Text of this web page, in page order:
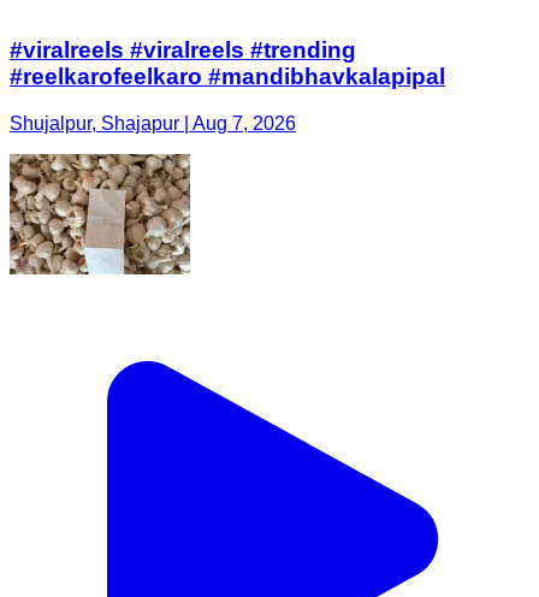
#viralreels #viralreels #trending
#reelkarofeelkaro #mandibhavkalapipal
Shujalpur, Shajapur | Aug 7, 2026